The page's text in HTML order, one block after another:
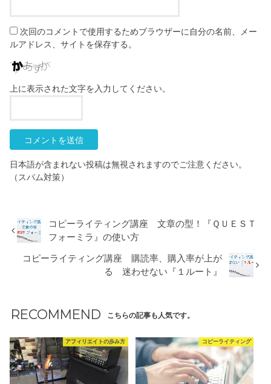
次回のコメントで使用するためブラウザーに自分の名前、メー
ルアドレス、サイトを保存する。
上に表示された文字を入力してください。
日本語が含まれない投稿は無視されますのでご注意ください。
（スパム対策）
コピーライティング講座 文章の型！『ＱＵＥＳＴ
フォーミラ』の使い方
コピーライティング講座 購読率、購入率が上が
る 迷わせない『１ルート』
RECOMMEND こちらの記事も人気です。
アフィリエイトの歩み方 コピーライティング